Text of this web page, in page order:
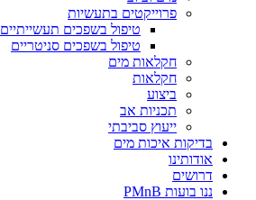
פרוייקטים בתעשיות
טיפול בשפכים תעשייתיים
טיפול בשפכים סניטריים
חקלאות מים
חקלאות
ביצוע
תכניות אב
ייעוץ סביבתי
בדיקות איכות מים
אודותינו
דרושים
ננו בועות PMnB